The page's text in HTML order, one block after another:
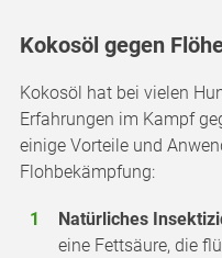
Kokosöl gegen
Kokosöl hat bei vielen
Erfahrungen im Kampf
einige Vorteile und
Flohbekämpfung:
Natürliches
eine Fettsäure, die